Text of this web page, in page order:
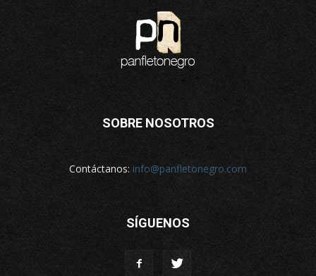
SOBRE NOSOTROS
Contáctanos: info@panfletonegro.com
SÍGUENOS